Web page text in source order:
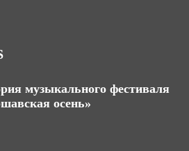
музыкального фестиваля
осень»